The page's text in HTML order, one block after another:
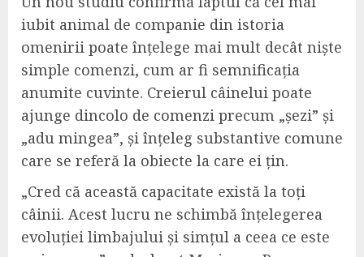
iubit animal de companie din istoria
omenirii poate înțelege mai mult decât niște
simple comenzi, cum ar fi semnificația
anumite cuvinte. Creierul câinelui poate
ajunge dincolo de comenzi precum „șezi” și
„adu mingea”, și înțeleg substantive comune
care se referă la obiecte la care ei țin.
„Cred că această capacitate există la toți
câinii. Acest lucru ne schimbă înțelegerea
evoluției limbajului și simțul a ceea ce este